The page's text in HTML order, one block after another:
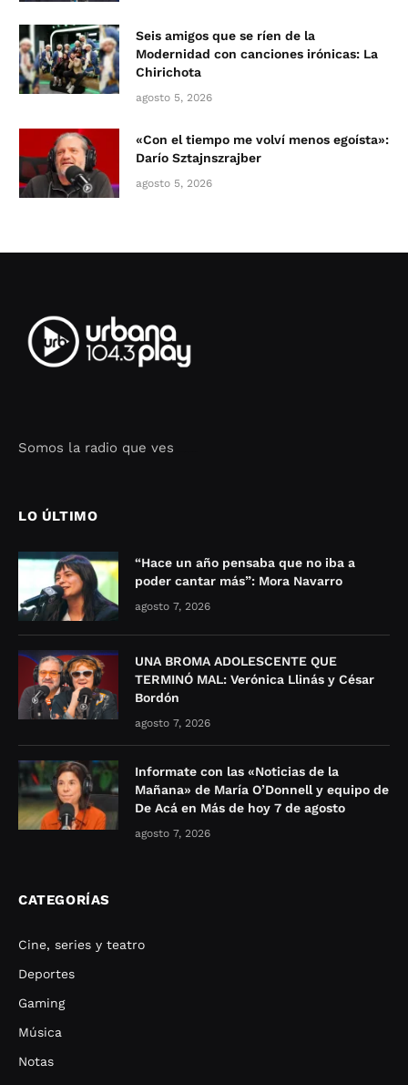
Seis amigos que se ríen de la
Modernidad con canciones irónicas: La
Chirichota
agosto 5, 2026
«Con el tiempo me volví menos egoísta»:
Darío Sztajnszrajber
agosto 5, 2026
Somos la radio que ves
LO ÚLTIMO
“Hace un año pensaba que no iba a
poder cantar más”: Mora Navarro
agosto 7, 2026
UNA BROMA ADOLESCENTE QUE
TERMINÓ MAL: Verónica Llinás y César
Bordón
agosto 7, 2026
Informate con las «Noticias de la
Mañana» de María O’Donnell y equipo de
De Acá en Más de hoy 7 de agosto
agosto 7, 2026
CATEGORÍAS
Cine, series y teatro
Deportes
Gaming
Música
Notas